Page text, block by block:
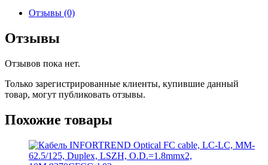
10M,9270CFCCAB03
Отзывы (0)
Отзывы
Отзывов пока нет.
Только зарегистрированные клиенты, купившие данный
товар, могут публиковать отзывы.
Похожие товары